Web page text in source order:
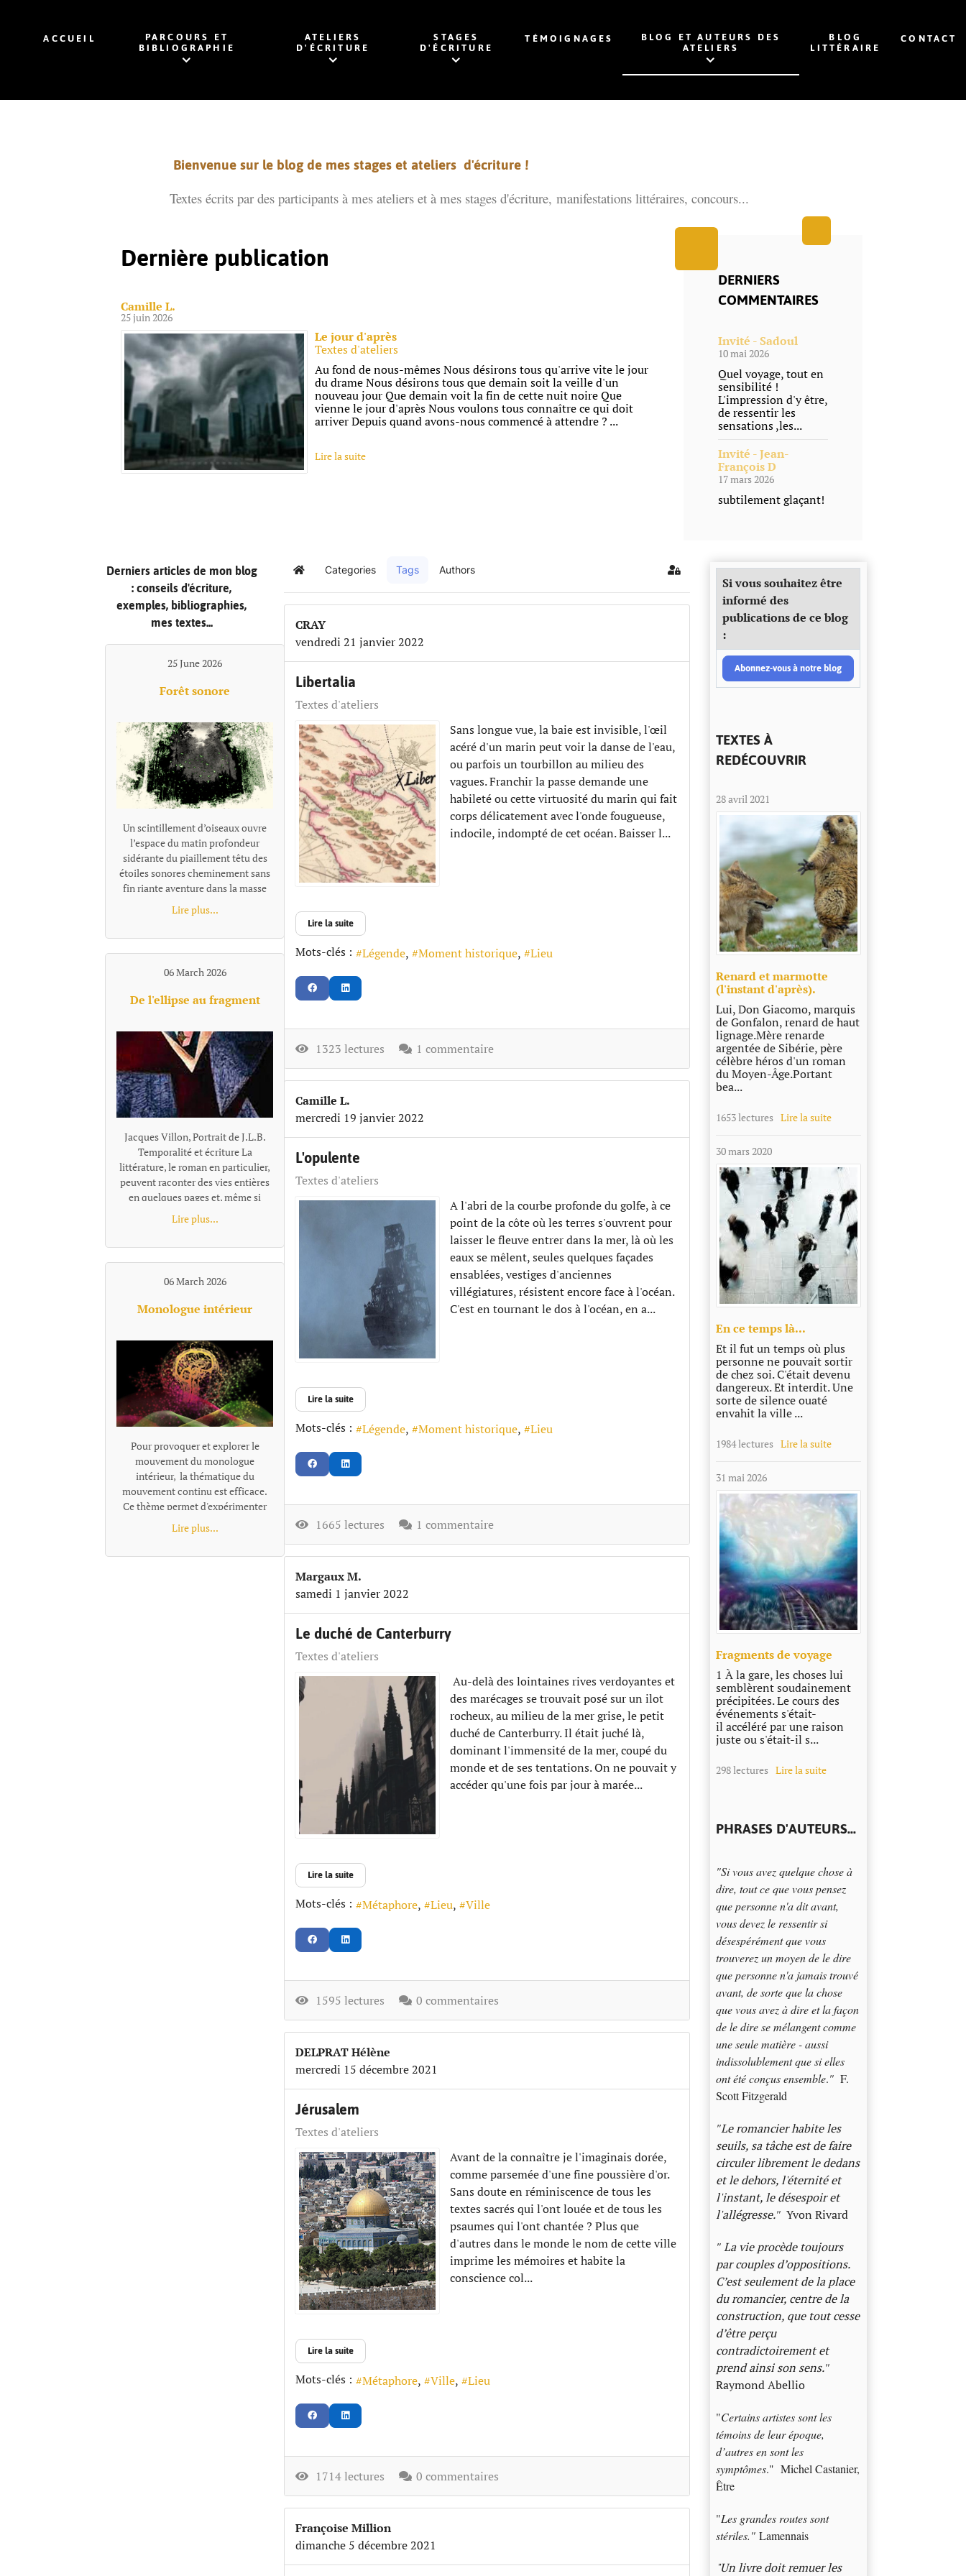
ACCUEIL
PARCOURS ET
BIBLIOGRAPHIE
ATELIERS
D'ÉCRITURE
STAGES
D'ÉCRITURE
TÉMOIGNAGES
BLOG ET AUTEURS DES
ATELIERS
BLOG
LITTÉRAIRE
CONTACT
Bienvenue sur le blog de mes stages et ateliers d'écriture !
Textes écrits par des participants à mes ateliers et à mes stages d'écriture, manifestations littéraires, concours...
Dernière publication
Camille L.
25 juin 2026
Le jour d'après
Textes d'ateliers
Au fond de nous-mêmes Nous désirons tous qu'arrive vite le jour
du drame Nous désirons tous que demain soit la veille d'un
nouveau jour Que demain voit la fin de cette nuit noire Que
vienne le jour d'après Nous voulons tous connaître ce qui doit
arriver Depuis quand avons-nous commencé à attendre ? ...
Lire la suite
DERNIERS
COMMENTAIRES
Invité - Sadoul
10 mai 2026
Quel voyage, tout en
sensibilité !
L'impression d'y être,
de ressentir les
sensations ,les...
Invité - Jean-
François D
17 mars 2026
subtilement glaçant!
Derniers articles de mon blog
: conseils d'écriture,
exemples, bibliographies,
mes textes...
25 June 2026
Forêt sonore
Un scintillement d’oiseaux ouvre
l’espace du matin profondeur
sidérante du piaillement têtu des
étoiles sonores cheminement sans
fin riante aventure dans la masse
des cris tourbillonnants
promené par les pointes élancées
prolixité d’une énergie joyeuse
s’enfoncer jusqu'au cou dans un
pétillement bouche bée, souriante
vivante des chants de la forêt.
Lire plus...
06 March 2026
De l'ellipse au fragment
Jacques Villon, Portrait de J.L.B. Temporalité et écriture La littérature, le roman en particulier, peuvent raconter des vies entières en quelques pages et, même si l’auteur se donne des centaines ou des milliers de pages, il lui faudra choisir, sélectionner et se centrer sur certains moments qui lui semblent représentatifs ou nécessaires à son récit. Pour passer de l'un à l'autre de ces temps "racontés", la narration effectue un « saut » et il existe plusieurs façons de le concevoir et de l'articuler au récit, ces différentes options narratives, ces diverses façons de passer d'un temps à l'autre se distinguent notamment par leur rapport au tout, à la totalité de l'histoire, à sa suite temporelle complète. L’ellipse : maintien d’une chronologie lisible Ces sauts, quand ils sont faits en reliant entre eux les moments racontés, s'appellent des ellipses. L'ellipse omet, "saute" une portion de temps, d’action, mais elle le fait dans un cadre temporel qui reste globalement ordonné et repérable. Le texte fournit pour cela des indices (adverbes, dates, saisons, âges des personnages, données temporelles, un court résumé de ce qui s’est passé entretemps etc.) qui indiquent au lecteur la suppression d’un segment de l’histoire et lui permettent de situer mentalement l’ellipse dans une chronologie comme le « Quelques mois plus tard… » de Patrick Modiano dans Rue des boutiques obscures. Même quand l’ellipse est brutale : « Seize ans plus tard. » écrit Victor Hugo, elle sous-entend une temporalité repérable. Les différents moments du texte ainsi réunis par l’ellipse ne sont donc pas des fragments autonomes : ils restent des moments d’une même chaîne causale et chronologique séparés par un moment sous-entendu: le temps manquant existe dans l’histoire, il est évoqué, affirmé comme non raconté. Le lecteur perçoit une continuité partiellement énigmatique ou laissée dans l’ombre, mais encadrée et située clairement. L’ellipse ne fragmente donc pas le texte : elle est un outil qui permet de condenser le récit. Les fragments, des segments autonomes L'ellipse situe l'extrait par rapport à la totalité, au minimum par rapport à l'extrait précédent, comme un morceau d'un puzzle se présente en tant que partie d'un tout. Le fragment refuse cette référence, il se présente comme un tout séparé. Il laisse les moments absents totalement dans l’ombre, sans repère temporel pour les situer les uns par rapport aux autres, le récit n’est plus simplement discontinu, mais fragmenté. Le lien peut être fait, ou pas, par le lecteur, mais la totalité devient une référence floue, très allusive ou indirecte. Il n'y a plus de référence à une temporalité repérable que l'on pourrait reconstituer. Exemple d'écriture fragmentaire hors fiction dans Les Ombres errantes de Pascal Quignard, ouvrage composé d’une succession de fragments méditatifs. « Lire, c’est quitter le monde visible.Celui qui ouvre un livre se retire.Il abandonne le bruit commun pour une voix silencieuse.La lecture est une solitude partagée avec un mort. Dans les livres, les morts parlent aux vivants.La voix qui vient de la page n’appartient plus à personne.Elle a traversé le temps.C’est une parole sauvée de l’oubli. » Exemple dans la fiction dans Les Vagues de Virginia Woolf, ce roman est composé de monologues successifs de différents personnages, sans transition narrative. Chaque prise de parole forme un fragment autonome. Fragment 1 : monologue de Bernard« Les feuilles tombent ; les feuilles tombent sans cesse.J’erre dans les rues de Londres, inventant des histoires.Chaque visage que je croise devient le début d’un récit.Pourtant, au moment où je veux saisir ces histoires, elles s’évanouissent. »Fragment 2 qui enchaine : monologue de Susan« J’aime les champs humides et les odeurs de l’étable.Ici, la terre est solide sous mes pieds.Les villes me troublent ; leurs voix se croisent sans repos.Je préfère le rythme lent des saisons et le pas régulier des bêtes. » L'idée de fragment se retrouve à tous les niveaux du texte : Au niveau d'éléments temporels séparés, non reliés par une ellipse, le fragment concerne la chronologie, le temps est coupé. Il peut être ponctuel, réversible, ou suspendu ; le temps fragmenté ne s’écoule pas vraiment. Au niveau stylistique, la fragmentation se fait essentiellement par des phrases sont juxtaposées. En ce qui concerne la construction globale, la fragmentation se fait au travers de matériaux hétérogènes sans marqueurs logiques ou causaux explicites. Les parties séparées se suivent avec une relation qui peut rester flottante ou associative et qui relève davantage de la résonance, de l’écho, de la juxtaposition, de la variation ou de la contradiction que de la succession ordonnée. Contrairement au montage ou à la construction classique, les fragments ne sont pas nécessairement organisés en système. Le mot qui caractérise le mieux le fragment, c'est l'autonomie. Le fragment est un texte bref mais complet. On parle alors de texte fragmentaire, de narration éclatée, d'écriture discontinue. Dans sa forme la plus radicale (Blanchot, Cioran tardif, certaines proses de Jabès, Handke dans Le Malheur sans désirs, ou encore Pascal Quignard), le fragment ne se situe pas dans une hiérarchie et leur ordre peut être modifié sans détruire l'ensemble ou sans que l'on puisse y voir une faille par rapport à une hiérarchie narrative. Cette déconstruction de l'idée de totalité et d'ordre est parfois désignée comme le « non-lien » ou le « rapport sans rapport » (Blanchot). Le fragment a été inauguré par Friedrich Schlegel et la tradition romantique. « La littérature est le fragment de tous les fragments » a pu écrire Goethe. Le fragment n’est pas un morceau d’un tout, mais une forme ouverte. On peut parler aussi d'une poétique différente de celle de l'ellipse : d'une tentation ou d'une recherche de l’inachèvement. Fragmentation, concentration, condensation L'expression « écriture fragmentaire » peut recouvrir des formes différentes qu'on ne peut simplement assimiler et résumer par l'idée de discontinuité. La « fragmentation » n’est pas un procédé unique, mais une famille de formes de ruptures selon le niveau et le type d'autonomie recherchés. Il faut rappeler que de nombreux textes, notamment contemporains, utilisent à la fois l'ellipse temporelle et une forme de fragmentation dans des orientations multiples. La frontière ellipse / fragment (et c'est le propre de toute notion littéraire, nous ne sommes pas en mathématique...) devient parfois poreuse. On peut citer dans le domaine poétique René Char avec des fragments très autonomes, mais parfois une thématique de la Résistance ou une chronologie émotionnelle diffuse les relie subtilement. Et dans l'autofiction : Annie Ernaux, dans certains livres comme Les Années, mélange écriture fragmentaire et ellipses temporelles très marquées avec une chronologie historique quand même lisible. Notons égalment que l'écriture fragmentaire peut aussi se marquer, non par l'absence de repère mais par une proportion texte/totalité. Raconter une existence humaine en quelques paragraphes séparés, même avec quelques indications, procède du fragment. Trop de choses manquent pour que la perception de la discontinuité, du vide, ne prime pas sur celle d'une totalité. On peut placer dans cette catégorie le livre «Roland Barthes par Roland Barthes », une biographie que l'auteur veiut "éclatée" en chapitres comment autant de fragments de vie avec comme incipit, par exemple : Au moment du premier cri… Au tableau noir… La première fois qu…. A trente ans… La dernière fois qu… A son dernier instant… Les repères temporels sont là, mais la chronologie complète s'estompe au profit d'instantanés qui, certes renvoie à l'idée de biographie, mais celle-ci, largement absente, ne peut qu'être très partiellement reconstituée. Beaucoup de textes ne sont pas fragmentés au sens de complètement décousus et composés de morceaux sans liens explicites, mais la façon de raconter par de menus éléments, des micro scènes pour évoquer un temps très long, laissant tout le reste dans l'ombre sont tellement concentrés, condensés qu'ils donnent une impression de fragmentation malgré les ellipses et repères. Exemple d' écriture ellpitique, concentrée jusqu'au fragmentaire et pourtant très évocatrice : "À dix-huit ans, Pierre quitta la maison campagnarde où il était né. Au moment précis où il s’en alla, sa vieille mère infirme était dans Ie lit de la chambre bleue dans laquelle il y avait le daguerréotype de son père, des plumes de paon dans un vase, et une pendule représentant Paul et Virginie, et qui indiquait trois heures. Dans la cour, sous le figuier, son grand-père se reposait. Dans le jardin, il y avait sa fiancée, des roses et des poiriers luisants. Pierre alla gagner sa vie, dans un pays où il y avait des nègres, des perroquets, des caoutchoucs, de la mélasse, des fièvres et des serpents. Il y demeura trente ans. Au moment précis où il revint dans la maison campagnarde où il était né, la chambre bleue était devenue blanche, sa mère reposait au sein de Dieu, Ie portrait de son père n’était plus là, et les plumes du paon et le vase avaient disparu. Un objet quelconque remplaçait la pendule. Dans la cour, sous le figuier où son défunt grand-père se reposa, il y avait des écuelles cassées et une pauvre poule malade. Dans le jardin de roses et de poiriers luisants où fut sa fiancée, iI y avait une vieille dame. L’histoire ne dit pas qui elle était." Francis Jammes, Le Roman du lièvre (1922) Fragmentation, continuité... modernité ? Au-delà du constat et de la nécessaire définition des termes, le choix de la fragmentation, par opposition à la continuité et sa construction, est une manière de se positionner par rapport à des questionnements de notre époque. La pratique du fragment correspond à un désir de coller ou d'exprimer sa dimension nettement discontinue, fragmentée, mais aussi, plus largement, de se placer dans u
Lire plus...
06 March 2026
Monologue intérieur
Pour provoquer et explorer le
mouvement du monologue
intérieur, la thématique du
mouvement continu est efficace.
Ce thème permet d'expérimenter
l'idée de flux de conscience. On ne
"coupe pas le moteur" ni dans la
Lire plus...
Home Categories Tags Authors Sign In
CRAY
vendredi 21 janvier 2022
Libertalia
Textes d'ateliers
Sans longue vue, la baie est invisible, l'œil
acéré d'un marin peut voir la danse de l'eau,
ou parfois un tourbillon au milieu des
vagues. Franchir la passe demande une
habileté ou cette virtuosité du marin qui fait
corps délicatement avec l'onde fougueuse,
indocile, indompté de cet océan. Baisser l...
Lire la suite
Mots-clés : Légende Moment historique Lieu
1323 lectures 1 commentaire
Camille L.
mercredi 19 janvier 2022
L'opulente
Textes d'ateliers
A l'abri de la courbe profonde du golfe, à ce
point de la côte où les terres s'ouvrent pour
laisser le fleuve entrer dans la mer, là où les
eaux se mêlent, seules quelques façades
ensablées, vestiges d'anciennes
villégiatures, résistent encore face à l'océan.
C'est en tournant le dos à l'océan, en a...
Lire la suite
Mots-clés : Légende Moment historique Lieu
1665 lectures 1 commentaire
Margaux M.
samedi 1 janvier 2022
Le duché de Canterburry
Textes d'ateliers
Au-delà des lointaines rives verdoyantes et
des marécages se trouvait posé sur un ilot
rocheux, au milieu de la mer grise, le petit
duché de Canterburry. Il était juché là,
dominant l'immensité de la mer, coupé du
monde et de ses tentations. On ne pouvait y
accéder qu'une fois par jour à marée...
Lire la suite
Mots-clés : Métaphore Lieu Ville
1595 lectures 0 commentaires
DELPRAT Hélène
mercredi 15 décembre 2021
Jérusalem
Textes d'ateliers
Avant de la connaître je l'imaginais dorée,
comme parsemée d'une fine poussière d'or.
Sans doute en réminiscence de tous les
textes sacrés qui l'ont louée et de tous les
psaumes qui l'ont chantée ? Plus que
d'autres dans le monde le nom de cette ville
imprime les mémoires et habite la
conscience col...
Lire la suite
Mots-clés : Métaphore Ville Lieu
1714 lectures 0 commentaires
Françoise Million
dimanche 5 décembre 2021
Si vous souhaitez être
informé des
publications de ce blog
:
Abonnez-vous à notre blog
TEXTES À
REDÉCOUVRIR
28 avril 2021
Renard et marmotte
(l'instant d'après).
Lui, Don Giacomo, marquis
de Gonfalon, renard de haut
lignage.Mère renarde
argentée de Sibérie, père
célèbre héros d'un roman
du Moyen-Âge.Portant
bea...
1653 lectures Lire la suite
30 mars 2020
En ce temps là...
Et il fut un temps où plus
personne ne pouvait sortir
de chez soi. C'était devenu
dangereux. Et interdit. Une
sorte de silence ouaté
envahit la ville ...
1984 lectures Lire la suite
31 mai 2026
Fragments de voyage
1 À la gare, les choses lui
semblèrent soudainement
précipitées. Le cours des
événements s'était-
il accéléré par une raison
juste ou s'était-il s...
298 lectures Lire la suite
PHRASES D'AUTEURS...
"Si vous avez quelque chose à
dire, tout ce que vous pensez
que personne n'a dit avant,
vous devez le ressentir si
désespérément que vous
trouverez un moyen de le dire
que personne n'a jamais trouvé
avant, de sorte que la chose
que vous avez à dire et la façon
de le dire se mélangent comme
une seule matière - aussi
indissolublement que si elles
ont été conçus ensemble."F.
Scott Fitzgerald
"Le romancier habite les
seuils, sa tâche est de faire
circuler librement le dedans
et le dehors, l'éternité et
l'instant, le désespoir et
l'allégresse." Yvon Rivard
"La vie procède toujours
par couples d’oppositions.
C’est seulement de la place
du romancier, centre de la
construction, que tout cesse
d’être perçu
contradictoirement et
prend ainsi son sens."
Raymond Abellio
"Certains artistes sont les
témoins de leur époque,
d’autres en sont les
symptômes." Michel Castanier,
Être
"Les grandes routes sont
stériles."Lamennais
"Un livre doit remuer les